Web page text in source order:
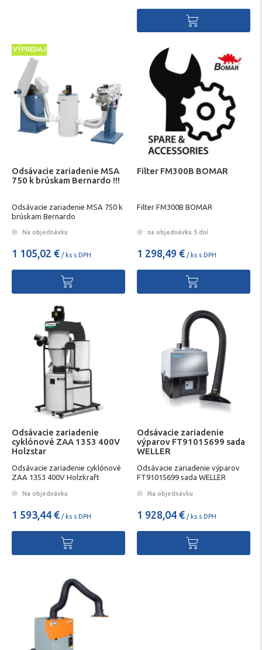
VÝPREDAJ
Odsávacie zariadenie MSA
750 k brúskam Bernardo !!!
Odsávacie zariadenie MSA 750 k
brúskam Bernardo
Na objednávku
1 105,02 € / ks s DPH
Filter FM300B BOMAR
Filter FM300B BOMAR
na objednávku 5 dní
1 298,49 € / ks s DPH
Odsávacie zariadenie
cyklónové ZAA 1353 400V
Holzstar
Odsávacie zariadenie cyklónové
ZAA 1353 400V Holzkraft
Na objednávku
1 593,44 € / ks s DPH
Odsávacie zariadenie
výparov FT91015699 sada
WELLER
Odsávacie zariadenie výparov
FT91015699 sada WELLER
Na objednávku
1 928,04 € / ks s DPH